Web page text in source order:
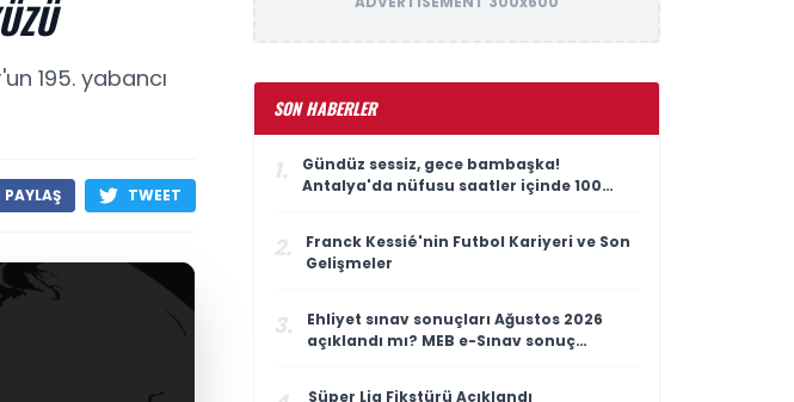
195. yabancı
PAYLAŞ TWEET
SON HABERLER
1.
Gündüz sessiz, gece bambaşka!
Antalya'da nüfusu saatler içinde 100
2.
Franck Kessié'nin Futbol Kariyeri ve Son
Gelişmeler
3.
Ehliyet sınav sonuçları Ağustos 2026
açıklandı mı? MEB e-Sınav sonuç
Süper Lig Fikstürü Açıklandı